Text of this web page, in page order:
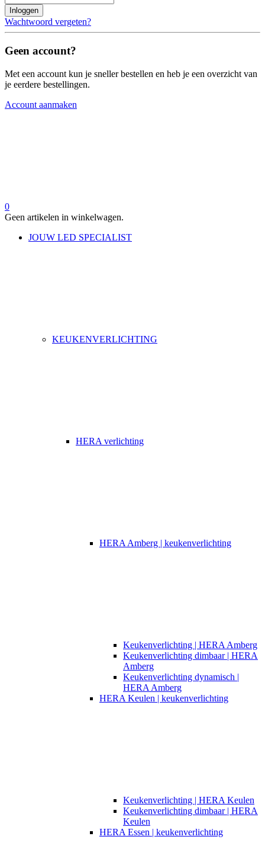
Inloggen
Wachtwoord vergeten?
Geen account?
Met een account kun je sneller bestellen en heb je een overzicht van
je eerdere bestellingen.
Account aanmaken
0
Geen artikelen in winkelwagen.
JOUW LED SPECIALIST
KEUKENVERLICHTING
HERA verlichting
HERA Amberg | keukenverlichting
Keukenverlichting | HERA Amberg
Keukenverlichting dimbaar | HERA
Amberg
Keukenverlichting dynamisch |
HERA Amberg
HERA Keulen | keukenverlichting
Keukenverlichting | HERA Keulen
Keukenverlichting dimbaar | HERA
Keulen
HERA Essen | keukenverlichting